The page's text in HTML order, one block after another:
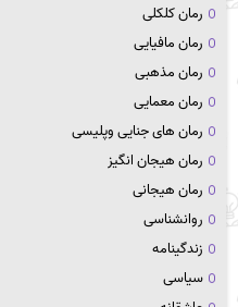
رمان کلکلی
رمان مافیایی
رمان مذهبی
رمان معمایی
رمان های جنایی وپلیسی
رمان هیجان انگیز
رمان هیجانی
روانشناسی
زندگینامه
سیاسی